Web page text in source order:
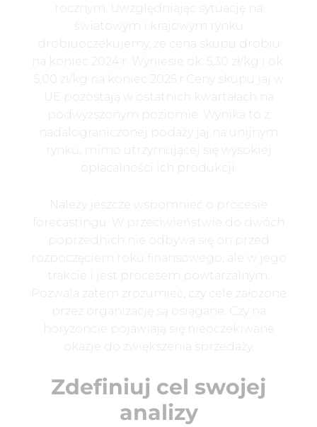
rocznym. Uwzględniając sytuację na
światowym i krajowym rynku
drobiuoczekujemy, że cena skupu drobiu
na koniec 2024 r. Wyniesie ok. 5,30 zł/kg i ok.
5,00 zł/kg na koniec 2025 r.Ceny skupu jaj w
UE pozostają w ostatnich kwartałach na
podwyższonym poziomie. Wynika to z
nadalograniczonej podaży jaj na unijnym
rynku, mimo utrzymującej się wysokiej
opłacalności ich produkcji.
Należy jeszcze wspomnieć o procesie
forecastingu. W przeciwieństwie do dwóch
poprzednich nie odbywa się on przed
rozpoczęciem roku finansowego, ale w jego
trakcie i jest procesem powtarzalnym.
Pozwala zatem zrozumieć, czy cele założone
przez organizację są osiągane. Czy na
horyzoncie pojawiają się nieoczekiwane
okazje do zwiększenia sprzedaży.
Zdefiniuj cel swojej
analizy